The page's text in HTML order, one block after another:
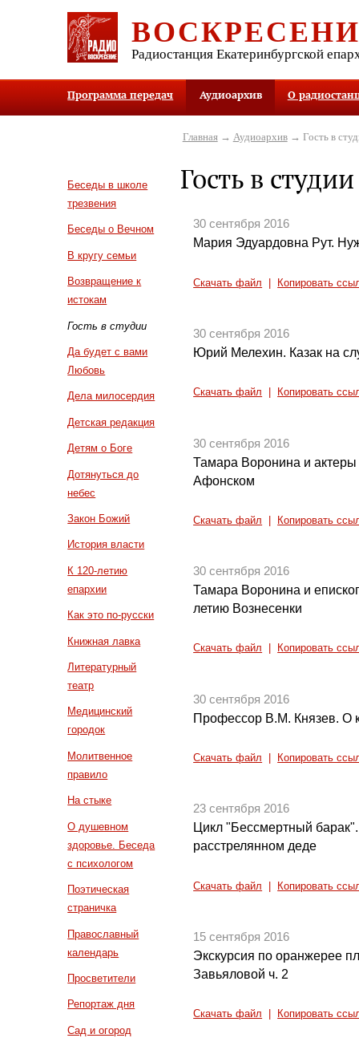
Радиостанция Екатеринбургской
Программа передач Аудиоархив О
Беседы в школе
трезвения
Беседы о Вечном
В кругу семьи
Возвращение к
истокам
Гость в студии
Да будет с вами
Любовь
Дела милосердия
Детская редакция
Детям о Боге
Дотянуться до
небес
Закон Божий
История власти
К 120-летию
епархии
Как это по-русски
Книжная лавка
Литературный
театр
Медицинский
городок
Молитвенное
правило
На стыке
О душевном
здоровье. Беседа
с психологом
Поэтическая
страничка
Православный
календарь
Просветители
Репортаж дня
Сад и огород
Главная→ Аудиоархив→ Гость в
Гость в студии
30 сентября 2016
Мария Эдуардовна Рут.
Скачать файл Копировать
30 сентября 2016
Юрий Мелехин. Казак на
Скачать файл Копировать
30 сентября 2016
Тамара Воронина и
Афонском
Скачать файл Копировать
30 сентября 2016
Тамара Воронина и
летию Вознесенки
Скачать файл Копировать
30 сентября 2016
Профессор В.М. Князев. О
Скачать файл Копировать
23 сентября 2016
Цикл "Бессмертный
расстрелянном деде
Скачать файл Копировать
15 сентября 2016
Экскурсия по оранжерее
Завьяловой ч. 2
Скачать файл Копировать